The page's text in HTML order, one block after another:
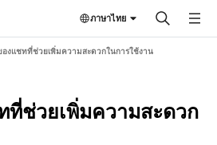
ภาษาไทย
งแชทที่ช่วยเพิ่มความสะดวกในการใช้งาน
ช่วยเพิ่มความสะดวก